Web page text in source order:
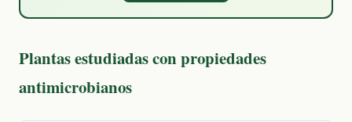
Plantas estudiadas con propiedades
antimicrobianos